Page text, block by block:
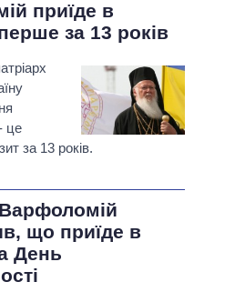
приїде в
за 13 років
це
за 13 років.
що приїде в
День